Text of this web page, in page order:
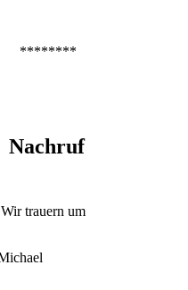
********
Nachruf
Wir trauern um